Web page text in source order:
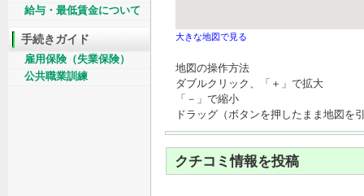
給与・最低賃金について
手続きガイド
雇用保険（失業保険）
公共職業訓練
大きな地図で見る
地図の操作方法
ダブルクリック、「＋」で拡大
「－」で縮小
ドラッグ（ボタンを押したまま地図を
クチコミ情報を投稿